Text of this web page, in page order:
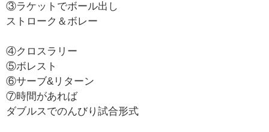
③ラケットでボール出し
ストローク＆ボレー
④クロスラリー
⑤ボレスト
⑥サーブ&リターン
⑦時間があれば
ダブルスでのんびり試合形式